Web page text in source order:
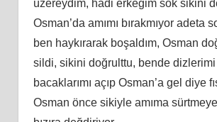
üzereydim, hadi erkeğim sok sikini
Osman’da amımı bırakmıyor adeta
ben haykırarak boşaldım, Osman
sildi, sikini doğrulttu, bende
bacaklarımı açıp Osman’a gel diye
Osman önce sikiyle amıma